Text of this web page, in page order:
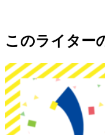
このライター